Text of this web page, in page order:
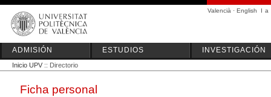
Valencià · English I a
ADMISIÓN ESTUDIOS INVESTIGACIÓN
Inicio UPV :: Directorio
Ficha personal